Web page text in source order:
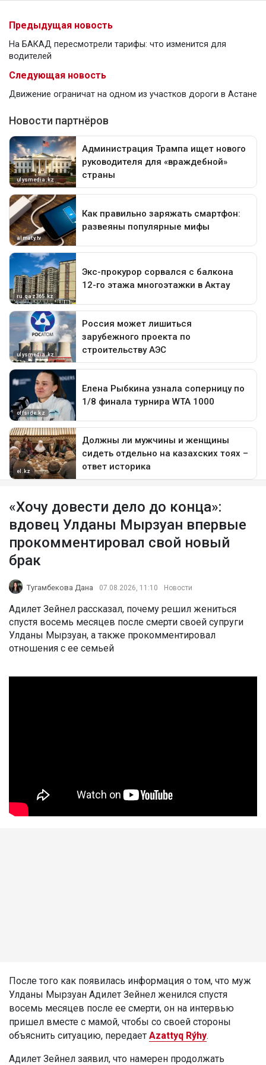
Предыдущая новость
На БАКАД пересмотрели тарифы: что изменится для
водителей
Следующая новость
Движение ограничат на одном из участков дороги в Астане
«Хочу довести дело до конца»:
вдовец Улданы Мырзуан впервые
прокомментировал свой новый
брак
Тугамбекова Дана 07.08.2026, 11:10 Новости
Адилет Зейнел рассказал, почему решил жениться
спустя восемь месяцев после смерти своей супруги
Улданы Мырзуан, а также прокомментировал
отношения с ее семьей
После того как появилась информация о том, что муж
Улданы Мырзуан Адилет Зейнел женился спустя
восемь месяцев после ее смерти, он на интервью
пришел вместе с мамой, чтобы со своей стороны
объяснить ситуацию, передает Azattyq Rýhy.
Адилет Зейнел заявил, что намерен продолжать